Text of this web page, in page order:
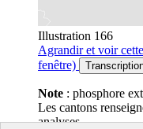
Illustration 166
Agrandiret voir
fenêtre)
Note : phosphore
Les cantons
analyses.